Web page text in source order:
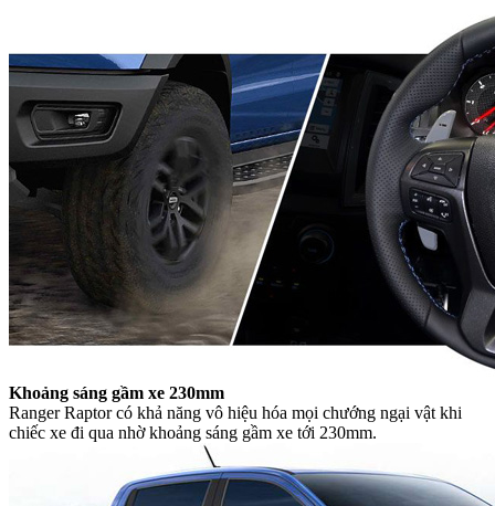
Khoảng sáng gầm xe 230mm
Ranger Raptor có khả năng vô hiệu hóa mọi chướng ngại vật khi
chiếc xe đi qua nhờ khoảng sáng gầm xe tới 230mm.